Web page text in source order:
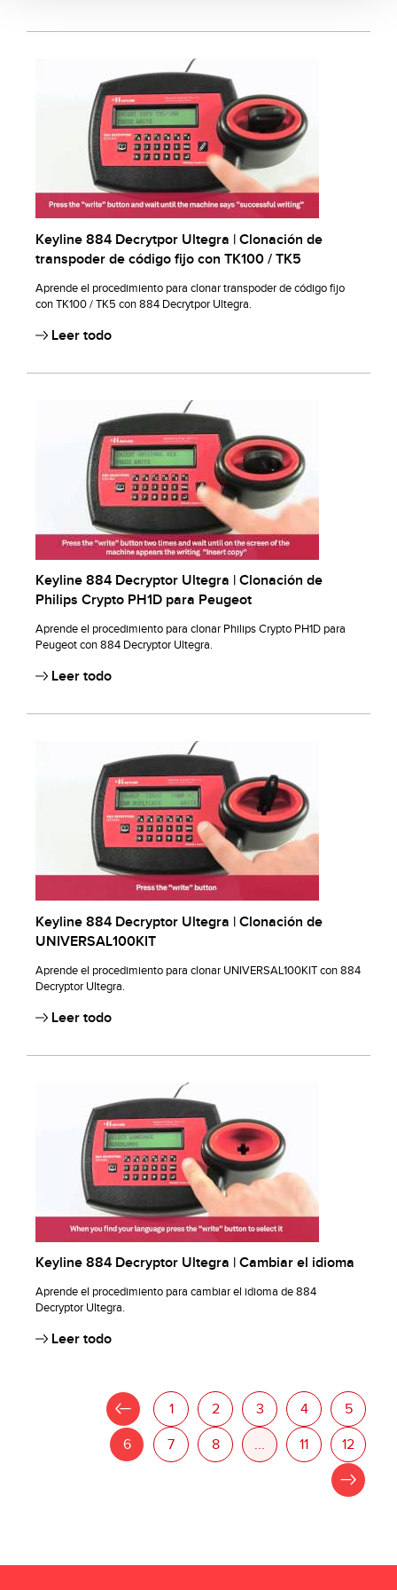
Keyline 884 Decrytpor Ultegra | Clonación de
transpoder de código fijo con TK100 / TK5
Aprende el procedimiento para clonar transpoder de código fijo
con TK100 / TK5 con 884 Decrytpor Ultegra.
Leer todo
Keyline 884 Decryptor Ultegra | Clonación de
Philips Crypto PH1D para Peugeot
Aprende el procedimiento para clonar Philips Crypto PH1D para
Peugeot con 884 Decryptor Ultegra.
Leer todo
Keyline 884 Decryptor Ultegra | Clonación de
UNIVERSAL100KIT
Aprende el procedimiento para clonar UNIVERSAL100KIT con 884
Decryptor Ultegra.
Leer todo
Keyline 884 Decryptor Ultegra | Cambiar el idioma
Aprende el procedimiento para cambiar el idioma de 884
Decryptor Ultegra.
Leer todo
« 1 2 3 4 5
6 7 8 ... 11 12
»